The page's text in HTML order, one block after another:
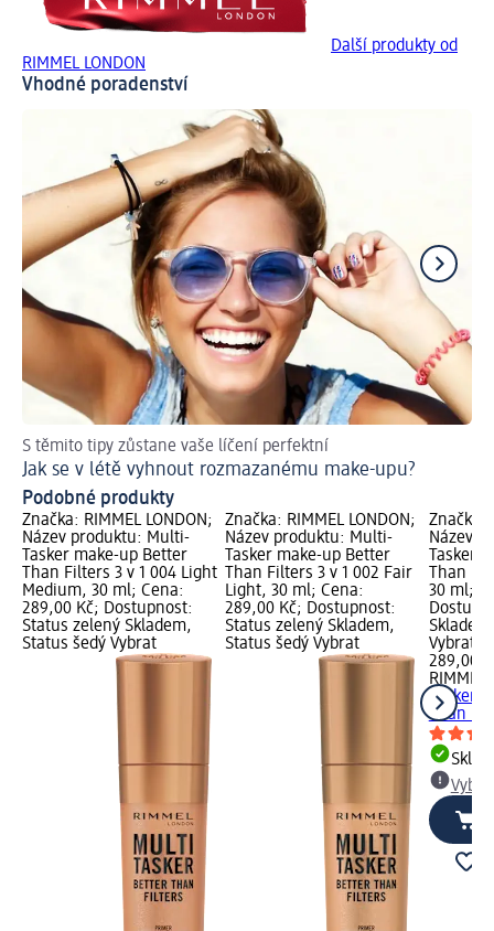
Další produkty od
RIMMEL LONDON
Vhodné poradenství
S těmito tipy zůstane vaše líčení perfektní
Jak se v létě vyhnout rozmazanému make-upu?
Podobné produkty
Značka: RIMMEL LONDON;
Název produktu: Multi-
Tasker make-up Better
Than Filters 3 v 1 004 Light
Medium, 30 ml; Cena:
289,00 Kč; Dostupnost:
Status zelený Skladem,
Status šedý Vybrat
Značka: RIMMEL LONDON;
Název produktu: Multi-
Tasker make-up Better
Than Filters 3 v 1 002 Fair
Light, 30 ml; Cena:
289,00 Kč; Dostupnost:
Status zelený Skladem,
Status šedý Vybrat
Značka:
Název
Tasker
Than
30 ml;
Vybrat
289,00
RIMMEL
Tasker
Than